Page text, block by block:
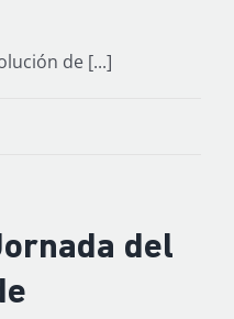
de [...]
del